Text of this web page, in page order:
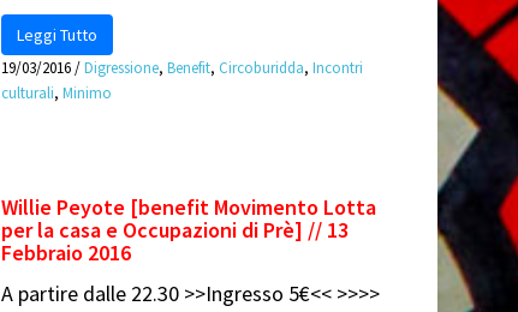
Leggi Tutto
19/03/2016/Digressione, Benefit, Circoburidda, Incontri
culturali, Minimo
Willie Peyote [benefit Movimento Lotta
per la casa e Occupazioni di Prè] // 13
Febbraio 2016
A partire dalle 22.30 >>Ingresso 5€<< >>>>